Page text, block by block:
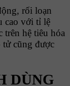
rối loạn
cao với tỉ lệ
hệ tiêu hóa
tử cũng được
DÙNG